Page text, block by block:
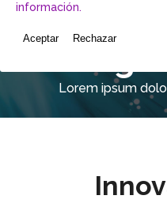
Lorem ipsum
información.
Aceptar Rechazar